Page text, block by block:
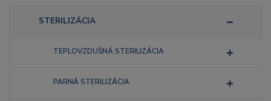
STERILIZÁCIA
TEPLOVZDUŠNÁ STERILIZÁCIA
PARNÁ STERILIZÁCIA